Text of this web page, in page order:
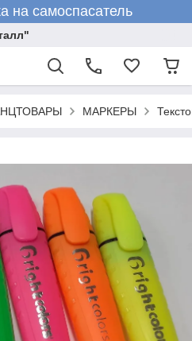
на самоспасатель
МАРКЕРЫ